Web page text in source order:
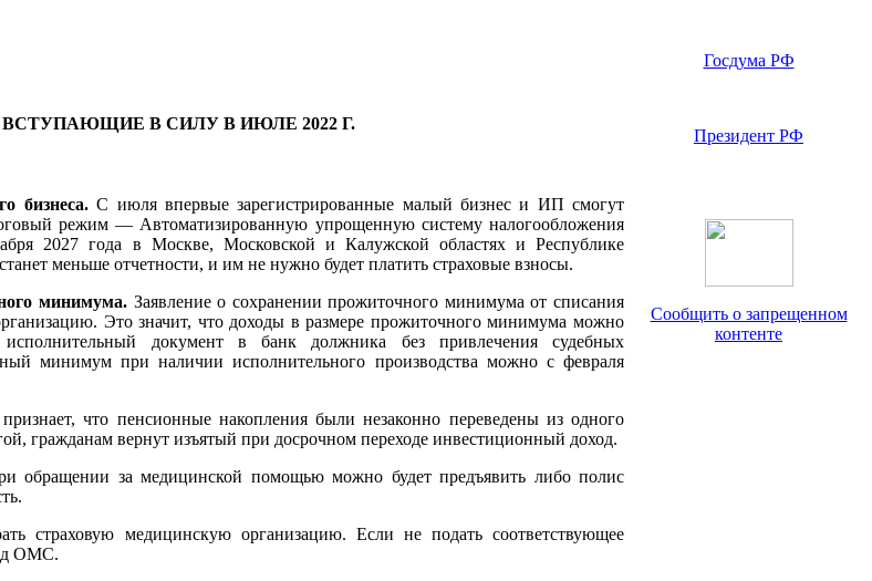
В СИЛУ В ИЮЛЕ 2022 Г.
бизнеса.С июля впервые зарегистрированные малый бизнес и ИП смогут
режим — Автоматизированную упрощенную систему налогообложения
2027 года в Москве, Московской и Калужской областях и Республике
меньше отчетности, и им не нужно будет платить страховые взносы.
минимума. Заявление о сохранении прожиточного минимума от списания
Это значит, что доходы в размере прожиточного минимума можно
документ в банк должника без привлечения судебных
минимум при наличии исполнительного производства можно с февраля
что пенсионные накопления были незаконно переведены из одного
гражданам вернут изъятый при досрочном переходе инвестиционный доход.
обращении за медицинской помощью можно будет предъявить либо полис
страховую медицинскую организацию. Если не подать соответствующее
ОМС.
Госдума РФ
Президент РФ
Сообщить о запрещенном
контенте